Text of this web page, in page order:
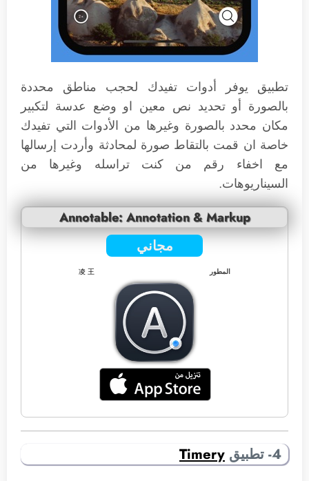
تطبيق يوفر أدوات تفيدك لحجب مناطق محددة
بالصورة أو تحديد نص معين او وضع عدسة لتكبير
مكان محدد بالصورة وغيرها من الأدوات التي تفيدك
خاصة ان قمت بالتقاط صورة لمحادثة وأردت إرسالها
مع اخفاء رقم من كنت تراسله وغيرها من
السيناريوهات.
Annotable: Annotation & Markup
مجاني
المطور 凌 王
4- تطبيق Timery